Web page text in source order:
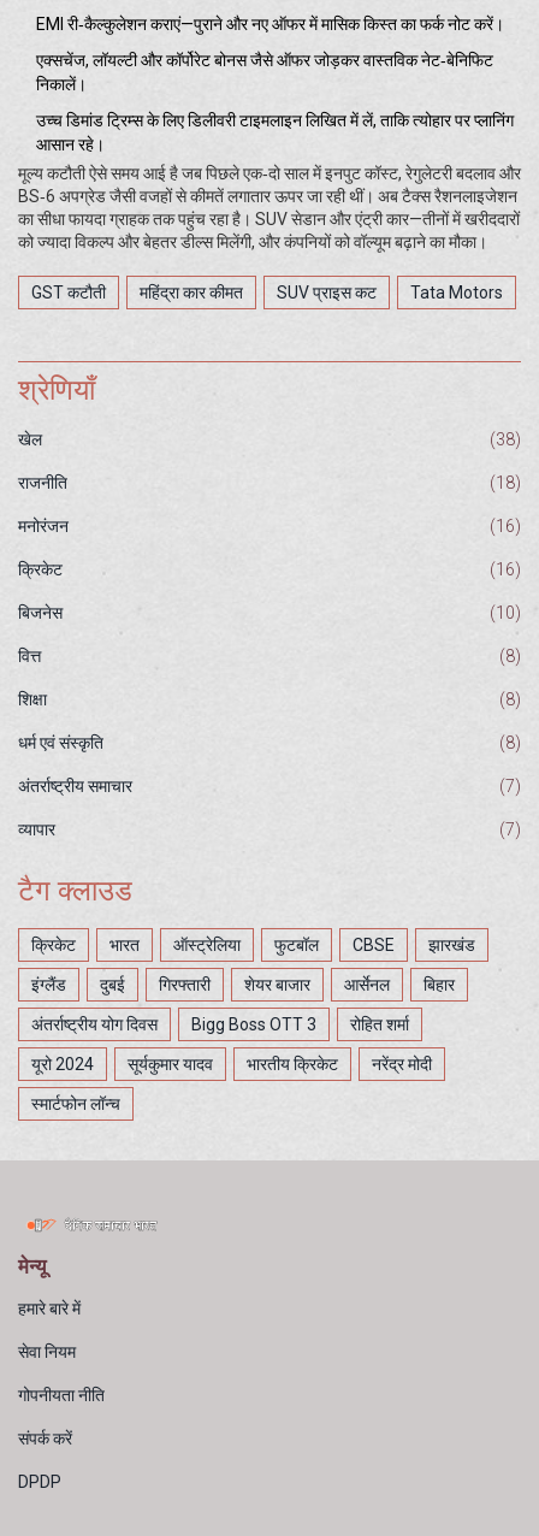
EMI री‑कैल्कुलेशन कराएं—पुराने और नए ऑफर में मासिक किस्त का फर्क नोट करें।
एक्सचेंज, लॉयल्टी और कॉर्पोरेट बोनस जैसे ऑफर जोड़कर वास्तविक नेट‑बेनिफिट
निकालें।
उच्च डिमांड ट्रिम्स के लिए डिलीवरी टाइमलाइन लिखित में लें, ताकि त्योहार पर प्लानिंग
आसान रहे।
मूल्य कटौती ऐसे समय आई है जब पिछले एक‑दो साल में इनपुट कॉस्ट, रेगुलेटरी बदलाव और
BS‑6 अपग्रेड जैसी वजहों से कीमतें लगातार ऊपर जा रही थीं। अब टैक्स रैशनलाइजेशन
का सीधा फायदा ग्राहक तक पहुंच रहा है। SUV सेडान और एंट्री कार—तीनों में खरीददारों
को ज्यादा विकल्प और बेहतर डील्स मिलेंगी, और कंपनियों को वॉल्यूम बढ़ाने का मौका।
GST कटौती महिंद्रा कार कीमत SUV प्राइस कट Tata Motors
श्रेणियाँ
खेल (38)
राजनीति (18)
मनोरंजन (16)
क्रिकेट (16)
बिजनेस (10)
वित्त (8)
शिक्षा (8)
धर्म एवं संस्कृति (8)
अंतर्राष्ट्रीय समाचार (7)
व्यापार (7)
टैग क्लाउड
क्रिकेट भारत ऑस्ट्रेलिया फुटबॉल CBSE झारखंड
इंग्लैंड दुबई गिरफ्तारी शेयर बाजार आर्सेनल बिहार
अंतर्राष्ट्रीय योग दिवस Bigg Boss OTT 3 रोहित शर्मा
यूरो 2024 सूर्यकुमार यादव भारतीय क्रिकेट नरेंद्र मोदी
स्मार्टफोन लॉन्च
मेन्यू
हमारे बारे में
सेवा नियम
गोपनीयता नीति
संपर्क करें
DPDP